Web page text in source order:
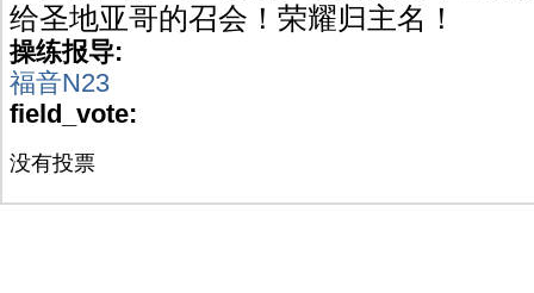
给圣地亚哥的召会！荣耀归主名！
操练报导:
福音N23
field_vote:
没有投票